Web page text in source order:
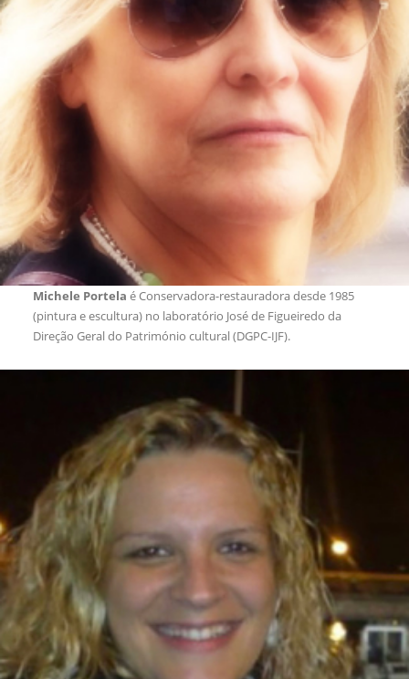
Michele Portela é Conservadora-restauradora desde 1985
(pintura e escultura) no laboratório José de Figueiredo da
Direção Geral do Património cultural (DGPC-IJF).